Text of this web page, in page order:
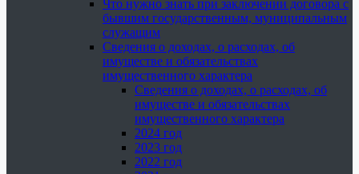
Что нужно знать при заключении договора с
бывшим государственным, муниципальным
служащим
Сведения о доходах, о расходах, об
имуществе и обязательствах
имущественного характера
Сведения о доходах, о расходах, об
имуществе и обязательствах
имущественного характера
2024 год
2023 год
2022 год